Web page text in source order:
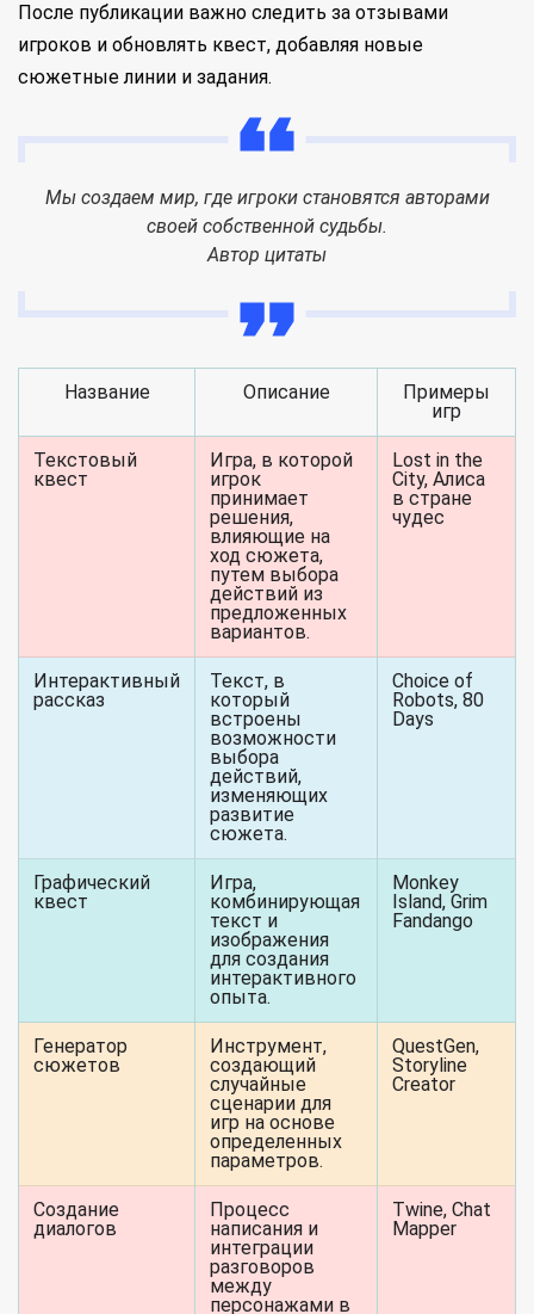
После публикации важно следить за отзывами
игроков и обновлять квест, добавляя новые
сюжетные линии и задания.
Мы создаем мир, где игроки становятся авторами
своей собственной судьбы.
Автор цитаты
Название Описание
Примеры
игр
Текстовый
квест
Игра, в которой
игрок
принимает
решения,
влияющие на
ход сюжета,
путем выбора
действий из
предложенных
вариантов.
Lost in the
City, Алиса
в стране
чудес
Интерактивный
рассказ
Текст, в
который
встроены
возможности
выбора
действий,
изменяющих
развитие
сюжета.
Choice of
Robots, 80
Days
Графический
квест
Игра,
комбинирующая
текст и
изображения
для создания
интерактивного
опыта.
Monkey
Island, Grim
Fandango
Генератор
сюжетов
Инструмент,
создающий
случайные
сценарии для
игр на основе
определенных
параметров.
QuestGen,
Storyline
Creator
Создание
диалогов
Процесс
написания и
интеграции
разговоров
между
персонажами в
Twine, Chat
Mapper